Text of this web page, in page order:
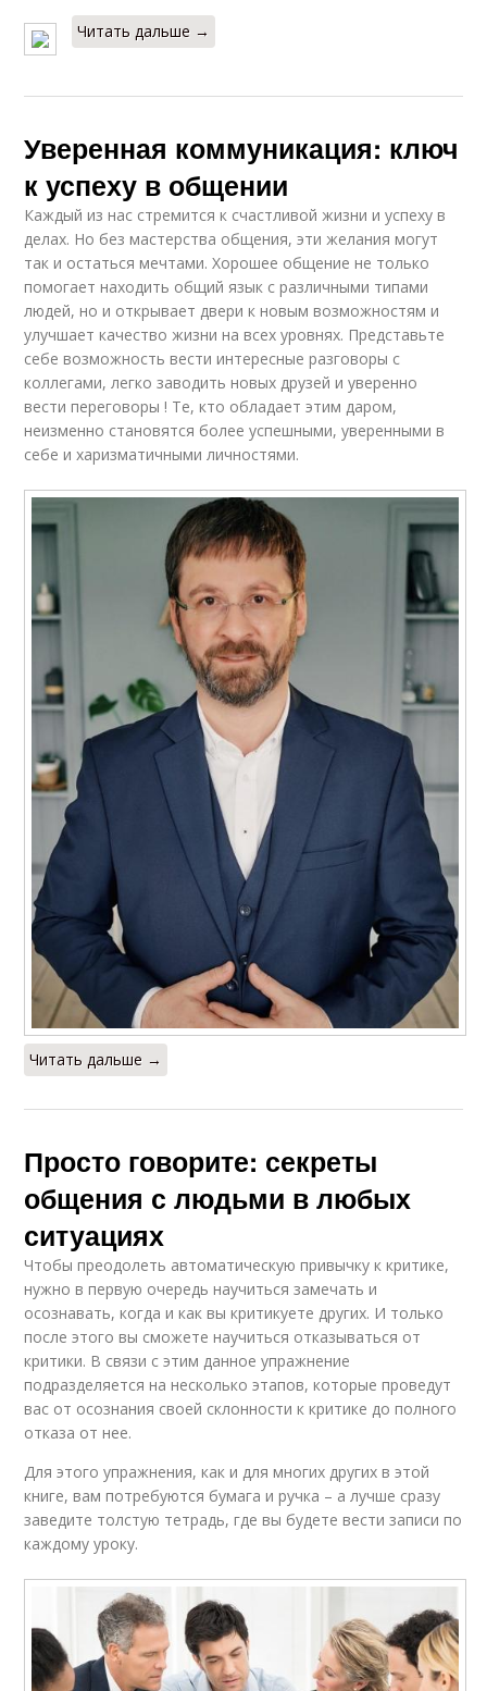
Читать дальше →
Уверенная коммуникация: ключ
к успеху в общении
Каждый из нас стремится к счастливой жизни и успеху в
делах. Но без мастерства общения, эти желания могут
так и остаться мечтами. Хорошее общение не только
помогает находить общий язык с различными типами
людей, но и открывает двери к новым возможностям и
улучшает качество жизни на всех уровнях. Представьте
себе возможность вести интересные разговоры с
коллегами, легко заводить новых друзей и уверенно
вести переговоры ! Те, кто обладает этим даром,
неизменно становятся более успешными, уверенными в
себе и харизматичными личностями.
Читать дальше →
Просто говорите: секреты
общения с людьми в любых
ситуациях
Чтобы преодолеть автоматическую привычку к критике,
нужно в первую очередь научиться замечать и
осознавать, когда и как вы критикуете других. И только
после этого вы сможете научиться отказываться от
критики. В связи с этим данное упражнение
подразделяется на несколько этапов, которые проведут
вас от осознания своей склонности к критике до полного
отказа от нее.
Для этого упражнения, как и для многих других в этой
книге, вам потребуются бумага и ручка – а лучше сразу
заведите толстую тетрадь, где вы будете вести записи по
каждому уроку.